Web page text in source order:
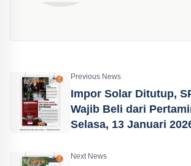
Previous News
Impor Solar Ditutup,
Wajib Beli dari
Selasa, 13 Januari
Next News